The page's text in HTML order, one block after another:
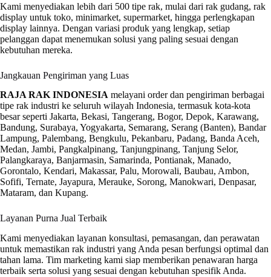
Kami menyediakan lebih dari 500 tipe rak, mulai dari rak gudang, rak
display untuk toko, minimarket, supermarket, hingga perlengkapan
display lainnya. Dengan variasi produk yang lengkap, setiap
pelanggan dapat menemukan solusi yang paling sesuai dengan
kebutuhan mereka.
Jangkauan Pengiriman yang Luas
RAJA RAK INDONESIA melayani order dan pengiriman berbagai
tipe rak industri ke seluruh wilayah Indonesia, termasuk kota-kota
besar seperti Jakarta, Bekasi, Tangerang, Bogor, Depok, Karawang,
Bandung, Surabaya, Yogyakarta, Semarang, Serang (Banten), Bandar
Lampung, Palembang, Bengkulu, Pekanbaru, Padang, Banda Aceh,
Medan, Jambi, Pangkalpinang, Tanjungpinang, Tanjung Selor,
Palangkaraya, Banjarmasin, Samarinda, Pontianak, Manado,
Gorontalo, Kendari, Makassar, Palu, Morowali, Baubau, Ambon,
Sofifi, Ternate, Jayapura, Merauke, Sorong, Manokwari, Denpasar,
Mataram, dan Kupang.
Layanan Purna Jual Terbaik
Kami menyediakan layanan konsultasi, pemasangan, dan perawatan
untuk memastikan rak industri yang Anda pesan berfungsi optimal dan
tahan lama. Tim marketing kami siap memberikan penawaran harga
terbaik serta solusi yang sesuai dengan kebutuhan spesifik Anda.